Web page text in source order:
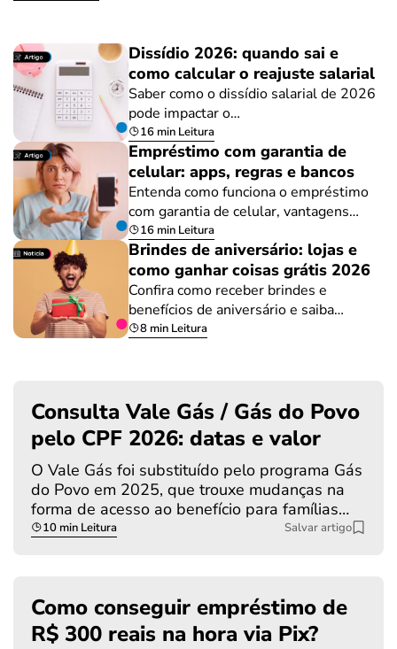
Dissídio 2026: quando sai e
como calcular o reajuste salarial
Saber como o dissídio salarial de 2026
pode impactar o…
16 min Leitura
Empréstimo com garantia de
celular: apps, regras e bancos
Entenda como funciona o empréstimo
com garantia de celular, vantagens…
16 min Leitura
Brindes de aniversário: lojas e
como ganhar coisas grátis 2026
Confira como receber brindes e
benefícios de aniversário e saiba…
8 min Leitura
Consulta Vale Gás / Gás do Povo
pelo CPF 2026: datas e valor
O Vale Gás foi substituído pelo programa Gás
do Povo em 2025, que trouxe mudanças na
forma de acesso ao benefício para famílias…
10 min Leitura Salvar artigo
Como conseguir empréstimo de
R$ 300 reais na hora via Pix?